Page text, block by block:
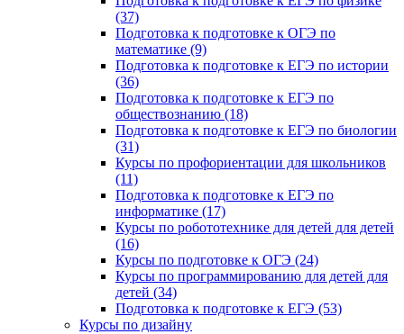
(37)
Подготовка к подготовке к ОГЭ по
математике (9)
Подготовка к подготовке к ЕГЭ по истории
(36)
Подготовка к подготовке к ЕГЭ по
обществознанию (18)
Подготовка к подготовке к ЕГЭ по биологии
(31)
Курсы по профориентации для школьников
(11)
Подготовка к подготовке к ЕГЭ по
информатике (17)
Курсы по робототехнике для детей для детей
(16)
Курсы по подготовке к ОГЭ (24)
Курсы по программированию для детей для
детей (34)
Подготовка к подготовке к ЕГЭ (53)
Курсы по дизайну